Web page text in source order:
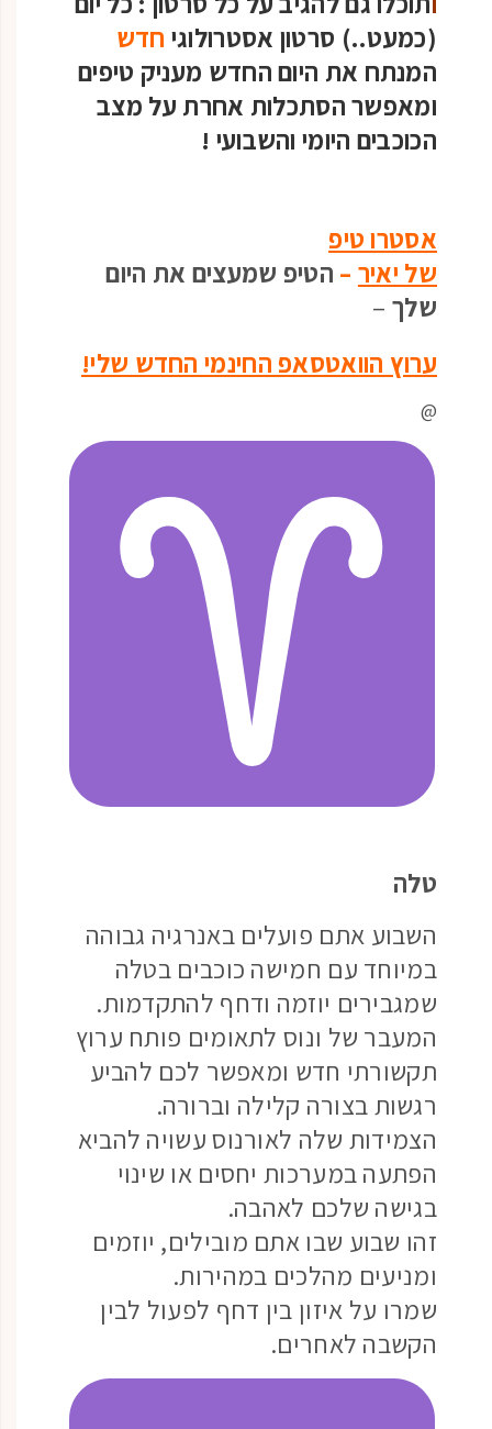
(כמעט..) סרטון אסטרולוגי חדש
המנתח את היום החדש מעניק טיפים
ומאפשר הסתכלות אחרת על מצב
הכוכבים היומי והשבועי !
אסטרו טיפ
של יאיר – הטיפ שמעצים את היום
שלך–
ערוץ הוואטסאפ החינמי החדש שלי!
@
טלה
השבוע אתם פועלים באנרגיה גבוהה
במיוחד עם חמישה כוכבים בטלה
שמגבירים יוזמה ודחף להתקדמות.
המעבר של ונוס לתאומים פותח ערוץ
תקשורתי חדש ומאפשר לכם להביע
רגשות בצורה קלילה וברורה.
הצמידות שלה לאורנוס עשויה להביא
הפתעה במערכות יחסים או שינוי
בגישה שלכם לאהבה.
זהו שבוע שבו אתם מובילים, יוזמים
ומניעים מהלכים במהירות.
שמרו על איזון בין דחף לפעול לבין
הקשבה לאחרים.